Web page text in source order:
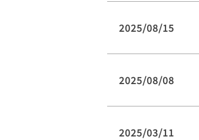
2025/08/15
2025/08/08
2025/03/11